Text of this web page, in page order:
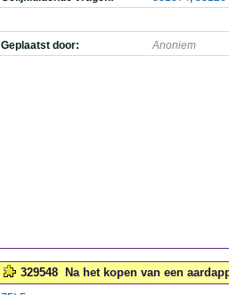
Geplaatst door: Anoniem
329548 Na het kopen van een